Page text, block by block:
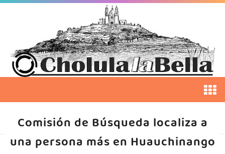
Comisión de Búsqueda localiza a
una persona más en Huauchinango